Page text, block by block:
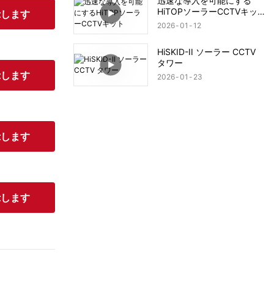
ます
ます
ます
ます
HiTOPソーラーCCTVキッ
ト
2026 01 12
HiSKID-II ソーラー CCTV
タワー
2026 01 23